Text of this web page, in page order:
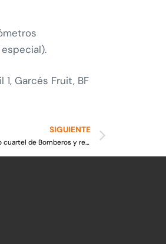
Garcés Fruit, BF
SIGUIENTE
¡Hualañé celebra más seguridad!: Gobierno del Maule inaugura moderno cuartel de Bomberos y reductores de velocidad